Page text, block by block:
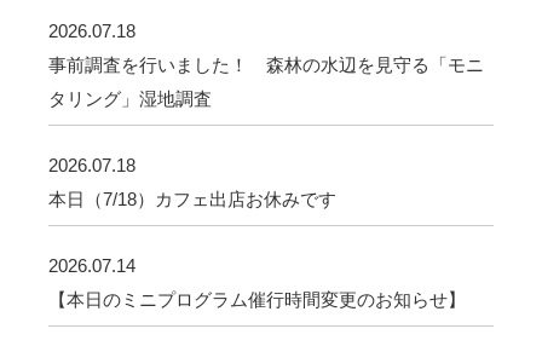
2026.07.18
事前調査を行いました！ 森林の水辺を見守る「モニ
タリング」湿地調査
2026.07.18
本日（7/18）カフェ出店お休みです
2026.07.14
【本日のミニプログラム催行時間変更のお知らせ】